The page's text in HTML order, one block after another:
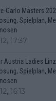
Carlo Masters
Spielplan,
17:37
Austria Ladies
Spielplan,
16:13